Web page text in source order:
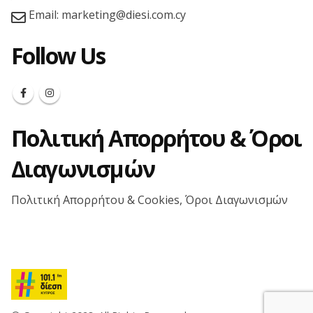
Email: marketing@diesi.com.cy
Follow Us
Πολιτική Απορρήτου & Όροι
Διαγωνισμών
Πολιτική Απορρήτου & Cookies, Όροι Διαγωνισμών